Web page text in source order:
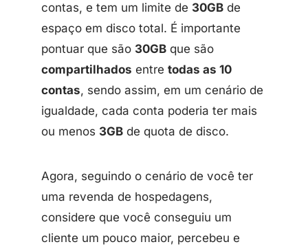
contas, e tem um limite de 30GB de
espaço em disco total. É importante
pontuar que são 30GB que são
compartilhados entre todas as 10
contas, sendo assim, em um cenário de
igualdade, cada conta poderia ter mais
ou menos 3GB de quota de disco.
Agora, seguindo o cenário de você ter
uma revenda de hospedagens,
considere que você conseguiu um
cliente um pouco maior, percebeu e